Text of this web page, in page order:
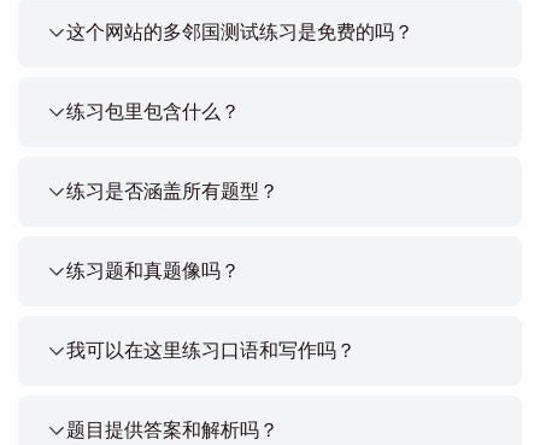
这个网站的多邻国测试练习是免费的吗？
练习包里包含什么？
练习是否涵盖所有题型？
练习题和真题像吗？
我可以在这里练习口语和写作吗？
题目提供答案和解析吗？